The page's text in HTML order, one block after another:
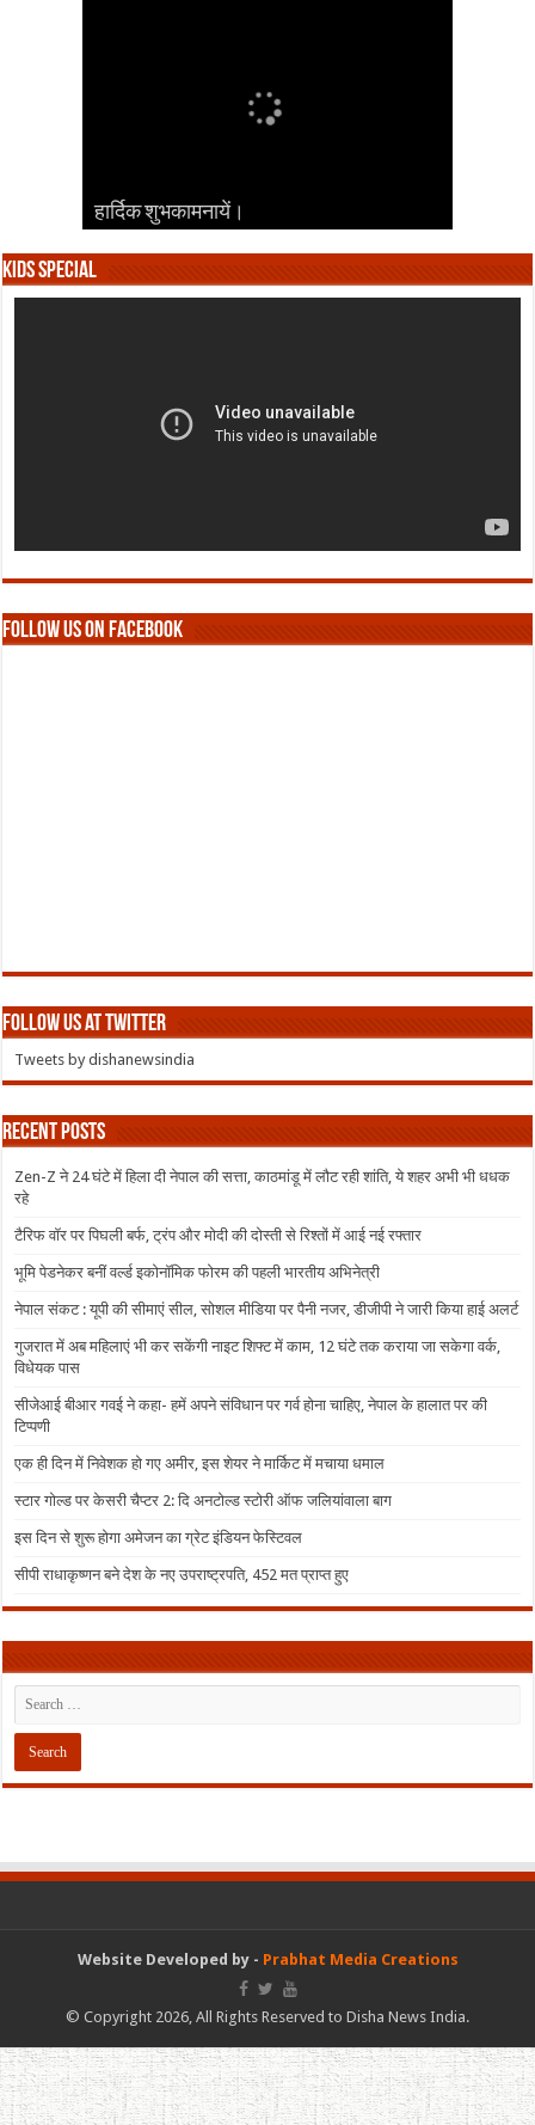
हार्दिक शुभकामनायें।
हार्दिक शुभकामनायें।
हार्दिक शुभकामनायें।
हार्दिक शुभकामनायें।
हार्दिक शुभकामनायें।
Kids Special
Follow us on Facebook
Follow us at Twitter
Tweets by dishanewsindia
Recent Posts
Zen-Z ने 24 घंटे में हिला दी नेपाल की सत्ता, काठमांडू में लौट रही शांति, ये शहर अभी भी धधक
रहे
टैरिफ वॉर पर पिघली बर्फ, ट्रंप और मोदी की दोस्ती से रिश्तों में आई नई रफ्तार
भूमि पेडनेकर बनीं वर्ल्ड इकोनॉमिक फोरम की पहली भारतीय अभिनेत्री
नेपाल संकट : यूपी की सीमाएं सील, सोशल मीडिया पर पैनी नजर, डीजीपी ने जारी किया हाई अलर्ट
गुजरात में अब महिलाएं भी कर सकेंगी नाइट शिफ्ट में काम, 12 घंटे तक कराया जा सकेगा वर्क,
विधेयक पास
सीजेआई बीआर गवई ने कहा- हमें अपने संविधान पर गर्व होना चाहिए, नेपाल के हालात पर की
टिप्पणी
एक ही दिन में निवेशक हो गए अमीर, इस शेयर ने मार्किट में मचाया धमाल
स्टार गोल्ड पर केसरी चैप्टर 2: दि अनटोल्ड स्टोरी ऑफ जलियांवाला बाग
इस दिन से शुरू होगा अमेजन का ग्रेट इंडियन फेस्टिवल
सीपी राधाकृष्णन बने देश के नए उपराष्ट्रपति, 452 मत प्राप्त हुए
Website Developed by - Prabhat Media Creations
© Copyright 2026, All Rights Reserved to Disha News India.